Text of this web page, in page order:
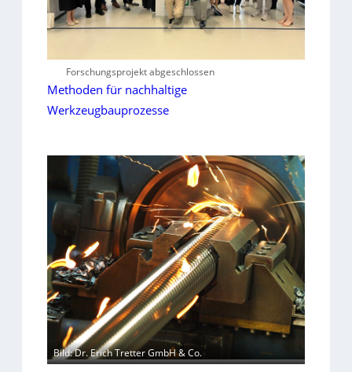
Forschungsprojekt abgeschlossen
Methoden für nachhaltige
Werkzeugbauprozesse
Bild: Dr. Erich Tretter GmbH & Co.